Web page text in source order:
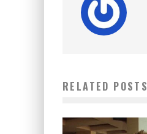
RELATED POSTS